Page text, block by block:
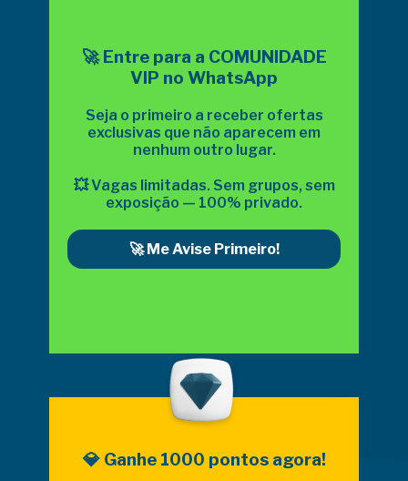
🚀 Entre para a COMUNIDADE
VIP no WhatsApp
Seja o primeiro a receber ofertas
exclusivas que não aparecem em
nenhum outro lugar.
💥 Vagas limitadas. Sem grupos, sem
exposição — 100% privado.
🚀 Me Avise Primeiro!
💎 Ganhe 1000 pontos agora!